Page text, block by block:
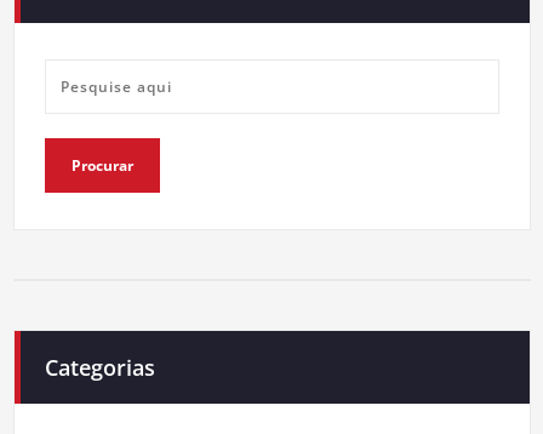
Categorias